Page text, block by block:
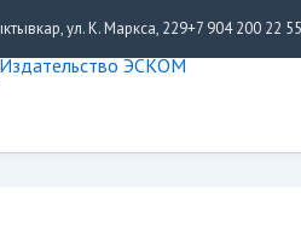
ул. К. Маркса, 229+7 904 200 22 55